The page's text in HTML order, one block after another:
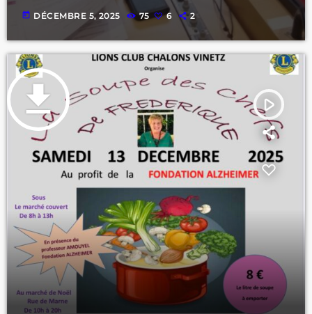
today DÉCEMBRE 5, 2025 75 6 2
play_arrow
file_download